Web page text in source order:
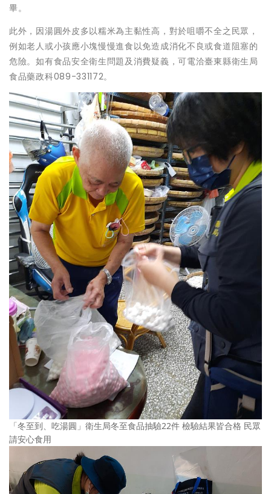
畢。
此外，因湯圓外皮多以糯米為主黏性高，對於咀嚼不全之民眾，
例如老人或小孩應小塊慢慢進食以免造成消化不良或食道阻塞的
危險。如有食品安全衛生問題及消費疑義，可電洽臺東縣衛生局
食品藥政科089-331172。
「冬至到、吃湯圓」衛生局冬至食品抽驗22件 檢驗結果皆合格 民眾
請安心食用